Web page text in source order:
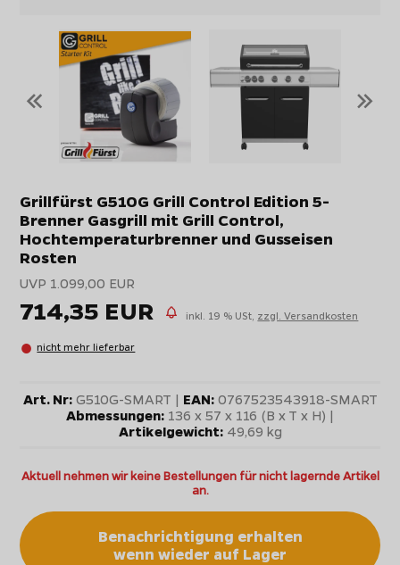
« »
Grillfürst G510G Grill Control Edition 5-
Brenner Gasgrill mit Grill Control,
Hochtemperaturbrenner und Gusseisen
Rosten
UVP 1.099,00 EUR
714,35 EUR inkl. 19 % USt, zzgl. Versandkosten
nicht mehr lieferbar
Art. Nr:G510G-SMART | EAN:0767523543918-SMART
Abmessungen: 136 x 57 x 116 (B x T x H) |
Artikelgewicht:49,69 kg
Aktuell nehmen wir keine Bestellungen für nicht lagernde Artikel
an.
Benachrichtigung erhalten
wenn wieder auf Lager